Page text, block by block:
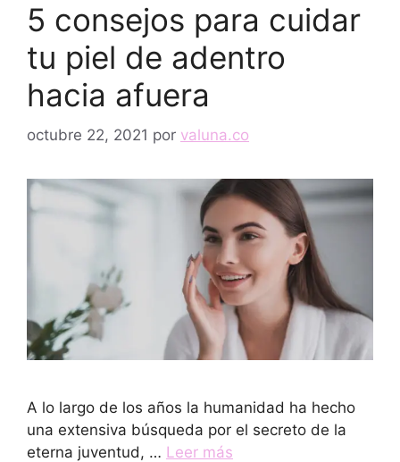
5 consejos para cuidar
tu piel de adentro
hacia afuera
octubre 22, 2021 por valuna.co
A lo largo de los años la humanidad ha hecho
una extensiva búsqueda por el secreto de la
eterna juventud, … Leer más